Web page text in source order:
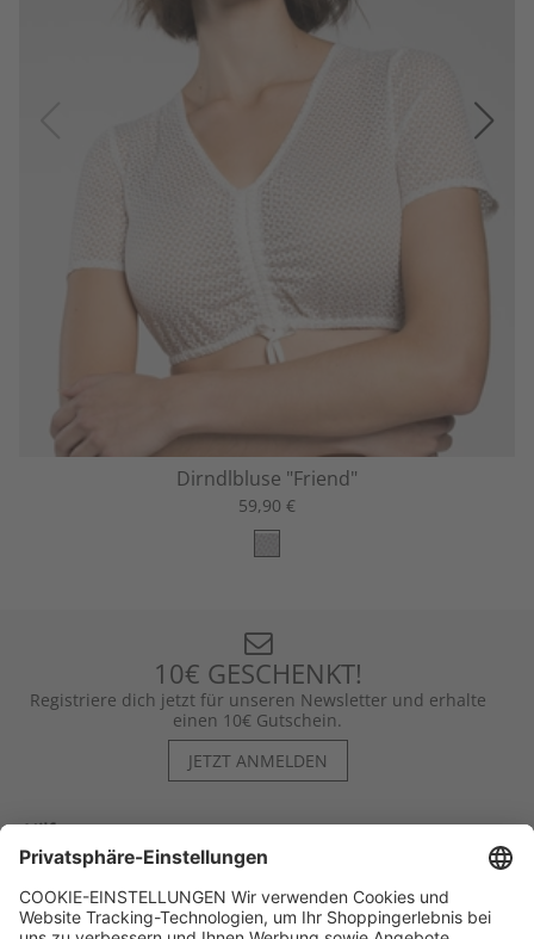
Dirndlbluse "Friend"
59,90 €
10€ GESCHENKT!
Registriere dich jetzt für unseren Newsletter und erhalte
einen 10€ Gutschein.
JETZT ANMELDEN
Hilfe
Kontakt